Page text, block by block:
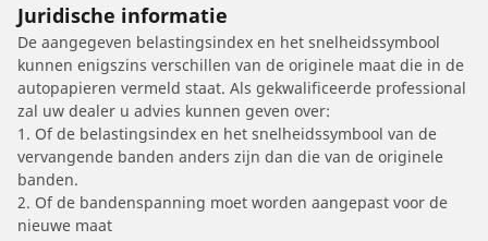
Juridische informatie
De aangegeven belastingsindex en het snelheidssymbool
kunnen enigszins verschillen van de originele maat die in de
autopapieren vermeld staat. Als gekwalificeerde professional
zal uw dealer u advies kunnen geven over:
1. Of de belastingsindex en het snelheidssymbool van de
vervangende banden anders zijn dan die van de originele
banden.
2. Of de bandenspanning moet worden aangepast voor de
nieuwe maat